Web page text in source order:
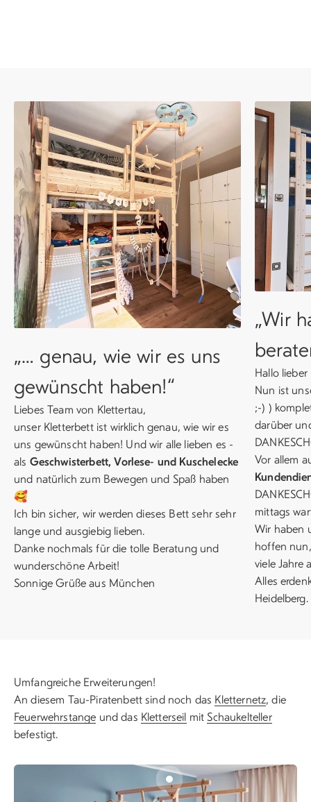
„… genau, wie wir es uns
gewünscht haben!“
Liebes Team von Klettertau,
unser Kletterbett ist wirklich genau, wie wir es
uns gewünscht haben! Und wir alle lieben es -
als Geschwisterbett, Vorlese- und Kuschelecke
und natürlich zum Bewegen und Spaß haben
🥰
Ich bin sicher, wir werden dieses Bett sehr sehr
lange und ausgiebig lieben.
Danke nochmals für die tolle Beratung und
wunderschöne Arbeit!
Sonnige Grüße aus München
„Wir
Hallo
Nun ist
;-) )
darüber
Vor allem
mittags
Wir haben
hoffen
viele Jahre
Alles
Heidelberg.
Umfangreiche Erweiterungen!
An diesem Tau-Piratenbett sind noch das Kletternetz, die
Feuerwehrstange und das Kletterseil mitSchaukelteller
befestigt.
Gehe zu Element 2